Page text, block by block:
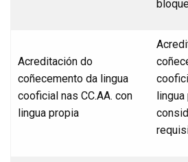
Acreditación do
coñecemento da lingua
cooficial nas CC.AA. con
lingua propia